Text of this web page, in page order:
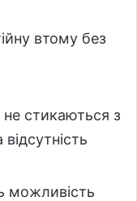
втому без
стикаються з
можливість